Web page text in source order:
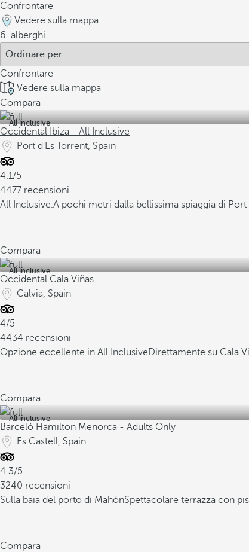
Confrontare
Vedere sulla mappa
6 alberghi
Confrontare
Vedere sulla mappa
Compara
All inclusive
Occidental Ibiza - All Inclusive
Port d'Es Torrent, Spain
4.1/5
4477 recensioni
All Inclusive.A pochi metri dalla bellissima spiaggia di Port
Compara
All inclusive
Occidental Cala Viñas
Calvia, Spain
4/5
4434 recensioni
Opzione eccellente in All InclusiveDirettamente su Cala
Compara
All inclusive
Barceló Hamilton Menorca - Adults Only
Es Castell, Spain
4.3/5
3240 recensioni
Sulla baia del porto di MahónSpettacolare terrazza con
Compara